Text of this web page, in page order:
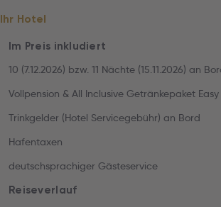
Ihr Hotel
Im Preis inkludiert
10 (7.12.2026) bzw. 11 Nächte (15.11.2026) an
Vollpension & All Inclusive Getränkepaket
Trinkgelder (Hotel Servicegebühr) an Bord
Hafentaxen
deutschsprachiger Gästeservice
Reiseverlauf